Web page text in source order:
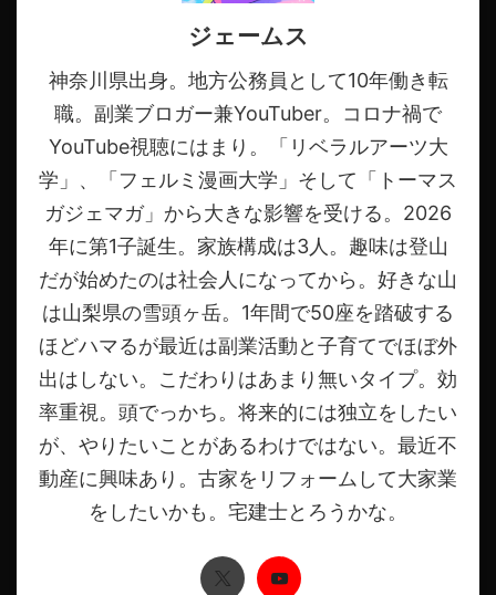
ジェームス
神奈川県出身。地方公務員として10年働き転
職。副業ブロガー兼YouTuber。コロナ禍で
YouTube視聴にはまり。「リベラルアーツ大
学」、「フェルミ漫画大学」そして「トーマス
ガジェマガ」から大きな影響を受ける。2026
年に第1子誕生。家族構成は3人。趣味は登山
だが始めたのは社会人になってから。好きな山
は山梨県の雪頭ヶ岳。1年間で50座を踏破する
ほどハマるが最近は副業活動と子育てでほぼ外
出はしない。こだわりはあまり無いタイプ。効
率重視。頭でっかち。将来的には独立をしたい
が、やりたいことがあるわけではない。最近不
動産に興味あり。古家をリフォームして大家業
をしたいかも。宅建士とろうかな。